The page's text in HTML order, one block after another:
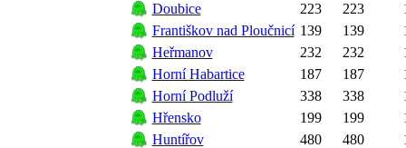
Doubice
223 223
Františkov nad Ploučnicí 139 139
Heřmanov
232 232
Horní Habartice
187 187
Horní Podluží
338 338
Hřensko
199 199
Huntířov
480 480